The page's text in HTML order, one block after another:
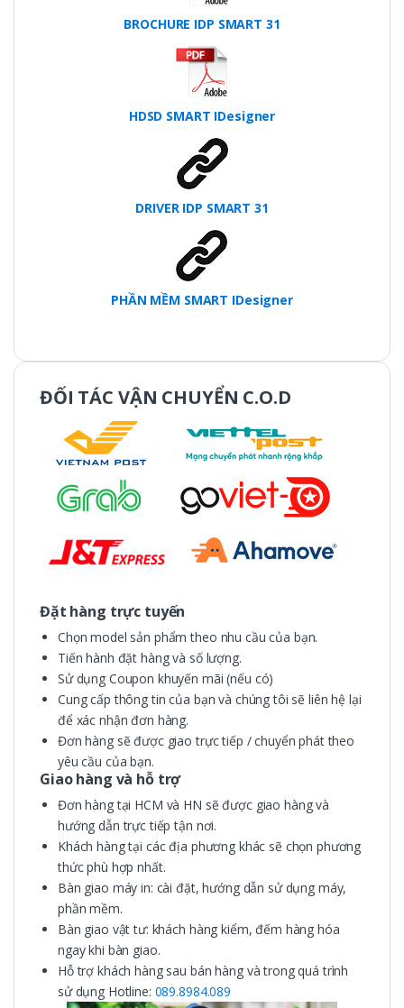
BROCHURE IDP SMART 31
HDSD SMART IDesigner
DRIVER IDP SMART 31
PHẦN MỀM SMART IDesigner
ĐỐI TÁC VẬN CHUYỂN C.O.D
Đặt hàng trực tuyến
Chọn model sản phẩm theo nhu cầu của bạn.
Tiến hành đặt hàng và số lượng.
Sử dụng Coupon khuyến mãi (nếu có)
Cung cấp thông tin của bạn và chúng tôi sẽ liên hệ lại
để xác nhận đơn hàng.
Đơn hàng sẽ được giao trực tiếp / chuyển phát theo
yêu cầu của bạn.
Giao hàng và hỗ trợ
Đơn hàng tại HCM và HN sẽ được giao hàng và
hướng dẫn trực tiếp tận nơi.
Khách hàng tại các địa phương khác sẽ chọn phương
thức phù hợp nhất.
Bàn giao máy in: cài đặt, hướng dẫn sử dụng máy,
phần mềm.
Bàn giao vật tư: khách hàng kiểm, đếm hàng hóa
ngay khi bàn giao.
Hỗ trợ khách hàng sau bán hàng và trong quá trình
sử dụng Hotline: 089.8984.089